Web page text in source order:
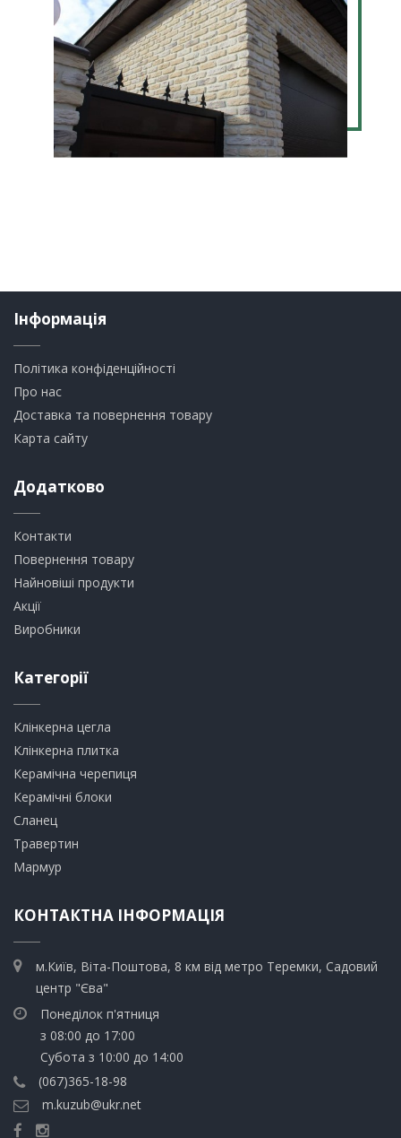
Інформація
Політика конфіденційності
Про нас
Доставка та повернення товару
Карта сайту
Додатково
Контакти
Повернення товару
Найновіші продукти
Акції
Виробники
Категорії
Клінкерна цегла
​Клінкерна плитка
​Керамічна черепиця
​Керамічні блоки
​Сланец
Травертин​
​Мармур
КОНТАКТНА ІНФОРМАЦІЯ
м.Київ, Віта-Поштова, 8 км від метро Теремки, Садовий
центр "Єва"
Понеділок п'ятниця
з 08:00 до 17:00
Субота з 10:00 до 14:00
(067)365-18-98
m.kuzub@ukr.net